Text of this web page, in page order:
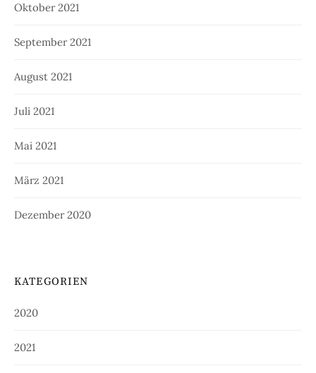
Oktober 2021
September 2021
August 2021
Juli 2021
Mai 2021
März 2021
Dezember 2020
KATEGORIEN
2020
2021